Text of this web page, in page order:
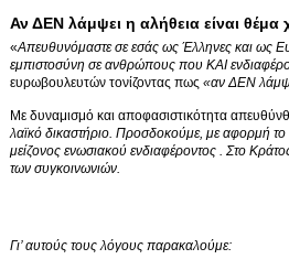
Αν ΔΕΝ λάμψει η αλήθεια είναι
«Απευθυνόμαστε σε εσάς ως Έλληνες και ως
εμπιστοσύνη σε ανθρώπους που ΚΑΙ
ευρωβουλευτών τονίζοντας πως «αν ΔΕΝ
Με δυναμισμό και αποφασιστικότητα
λαϊκό δικαστήριο. Προσδοκούμε, με αφορμή
μείζονος ενωσιακού ενδιαφέροντος . Στο
των συγκοινωνιών.
Γι’ αυτούς τους λόγους παρακαλούμε: